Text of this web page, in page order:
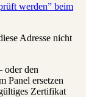
werden” beim
Adresse nicht
den
Panel ersetzen
Zertifikat